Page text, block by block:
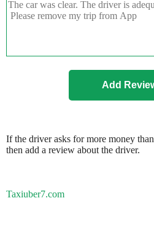
If the driver asks for more money
then add a review about the driver.
Taxiuber7.com